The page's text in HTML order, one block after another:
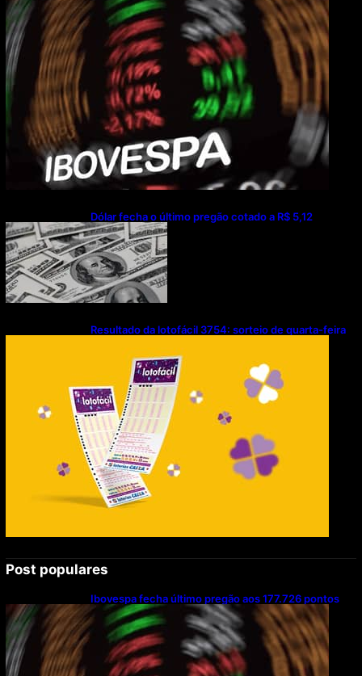
Dólar fecha o último pregão cotado a R$ 5,12
Resultado da lotofácil 3754: sorteio de quarta-feira
Post populares
Ibovespa fecha último pregão aos 177.726 pontos